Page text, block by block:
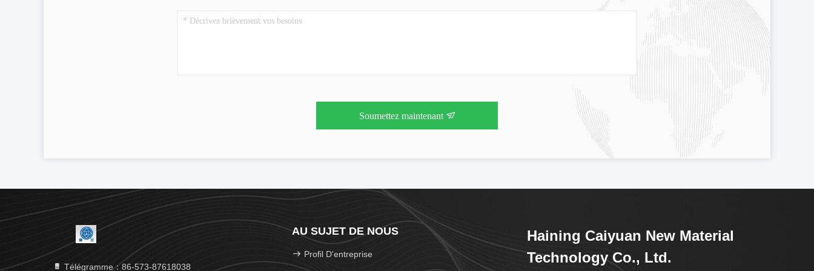
Soumettez maintenant
Télégramme：86-573-87618038
AU SUJET DE NOUS
Profil D'entreprise
Haining Caiyuan New Material
Technology Co., Ltd.